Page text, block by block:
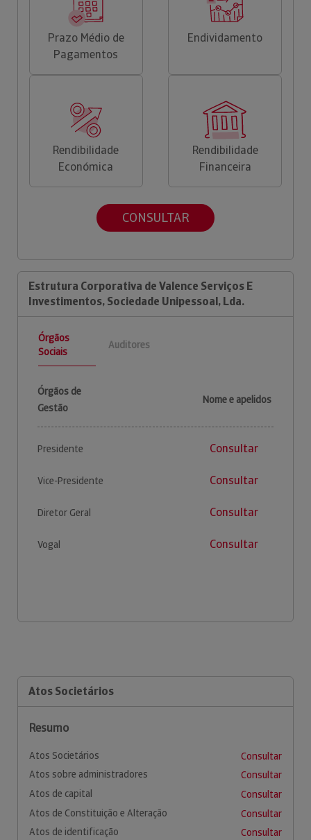
Prazo Médio de
Pagamentos
Endividamento
Rendibilidade
Económica
Rendibilidade
Financeira
CONSULTAR
Estrutura Corporativa de Valence Serviços E
Investimentos, Sociedade Unipessoal, Lda.
Órgãos
Sociais
Auditores
Órgãos de
Gestão
Nome e apelidos
Presidente Consultar
Vice-Presidente Consultar
Diretor Geral Consultar
Vogal Consultar
Atos Societários
Resumo
Atos Societários
Consultar
Atos sobre administradores
Consultar
Atos de capital
Consultar
Atos de Constituição e Alteração
Consultar
Atos de identificação
Consultar